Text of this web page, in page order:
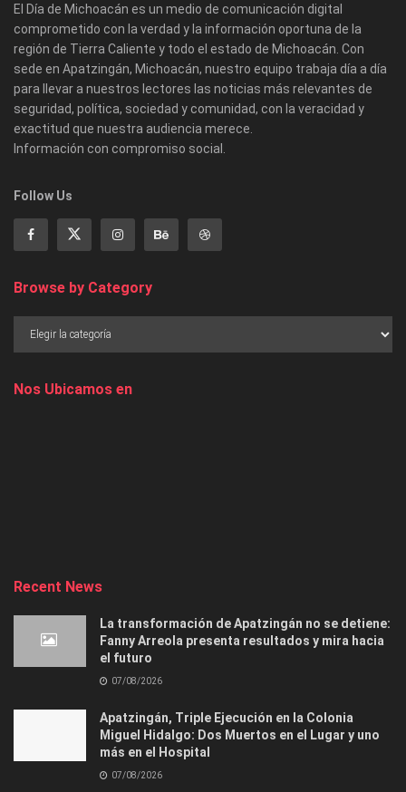
El Día de Michoacán es un medio de comunicación digital
comprometido con la verdad y la información oportuna de la
región de Tierra Caliente y todo el estado de Michoacán. Con
sede en Apatzingán, Michoacán, nuestro equipo trabaja día a día
para llevar a nuestros lectores las noticias más relevantes de
seguridad, política, sociedad y comunidad, con la veracidad y
exactitud que nuestra audiencia merece.
Información con compromiso social.
Follow Us
Browse by Category
Nos Ubicamos en
Recent News
La transformación de Apatzingán no se detiene:
Fanny Arreola presenta resultados y mira hacia
el futuro
07/08/2026
Apatzingán, Triple Ejecución en la Colonia
Miguel Hidalgo: Dos Muertos en el Lugar y uno
más en el Hospital
07/08/2026